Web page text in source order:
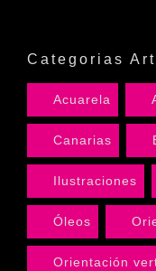
Categorias
Acuarela
Canarias
Ilustraciones
Óleos
Orientación